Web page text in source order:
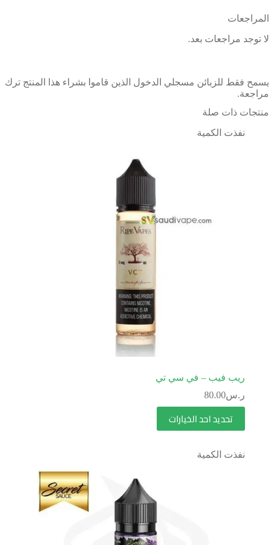
المراجعات
لا توجد مراجعات بعد.
يسمح فقط للزبائن مسجلي الدخول الذين قاموا بشراء هذا المنتج ترك
مراجعة.
منتجات ذات صلة
نفذت الكمية
ريب فيب – في سي تي
ر.س80.00
تحديد احد الخيارات
نفذت الكمية